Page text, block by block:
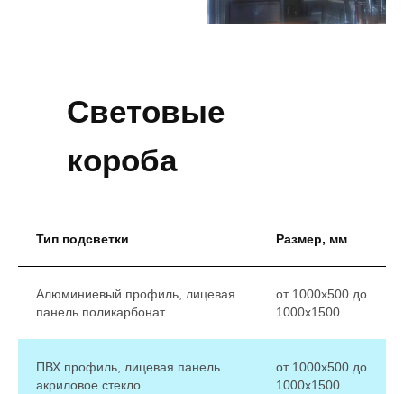
Световые
короба
Тип подсветки Размер, мм
Алюминиевый профиль, лицевая
панель поликарбонат
от 1000х500 до
1000х1500
ПВХ профиль, лицевая панель
акриловое стекло
от 1000х500 до
1000х1500